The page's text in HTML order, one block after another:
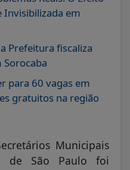
Invisibilizada em
Prefeitura fiscaliza
Sorocaba
para 60 vagas em
gratuitos na região
Municipais
de São Paulo foi